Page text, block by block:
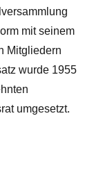
mit seinem
Mitgliedern
wurde 1955
umgesetzt.